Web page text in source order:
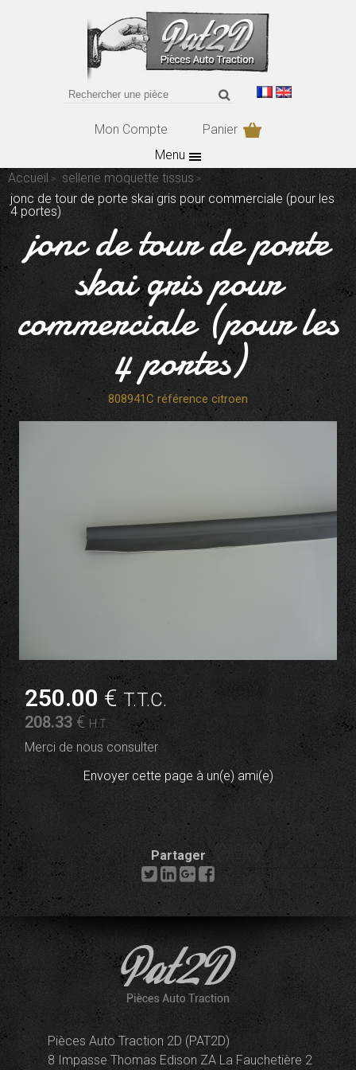
Mon Compte
Panier
Menu
Accueil
sellerie moquette tissus
jonc de tour de porte skai gris pour commerciale (pour les
4 portes)
jonc de tour de porte
skai gris pour
commerciale (pour les
4 portes)
808941C référence citroen
250.00 €T.T.C.
208.33 € H.T.
Merci de nous consulter
Envoyer cette page à un(e) ami(e)
Partager
Pièces Auto Traction 2D (PAT2D)
8 Impasse Thomas Edison ZA La Fauchetière 2